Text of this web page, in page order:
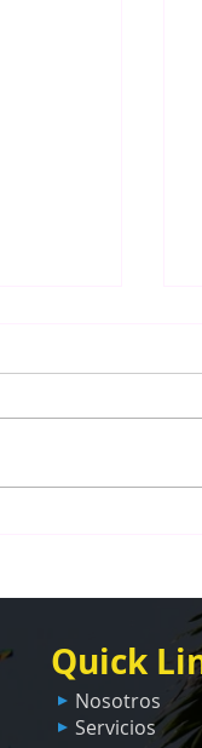
Quick
Nosotros
Servicios